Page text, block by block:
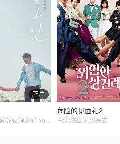
正片
主演:金正贤,蔡舒辰,徐永嬅 Young-hwa Seo,金玟锡
危险的见面礼2
主演:陈世妍,洪宗玄